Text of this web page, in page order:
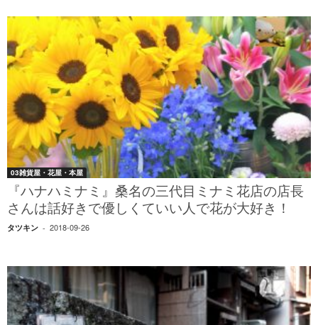
03雑貨屋・花屋・本屋
『ハナハミナミ』桑名の三代目ミナミ花店の店長
さんは話好きで優しくていい人で花が大好き！
タツキン - 2018-09-26